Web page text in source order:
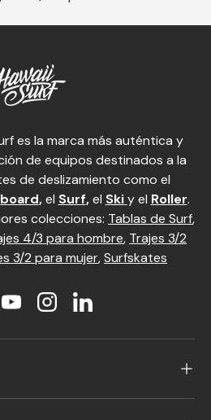
es la marca más auténtica y
de equipos destinados a la
de deslizamiento como el
,el Surf,el Ski y el Roller.
colecciones: Tablas de Surf,
4/3 para hombre, Trajes 3/2
3/2 para mujer,Surfskates
YouTubeInstagramLinkedIn